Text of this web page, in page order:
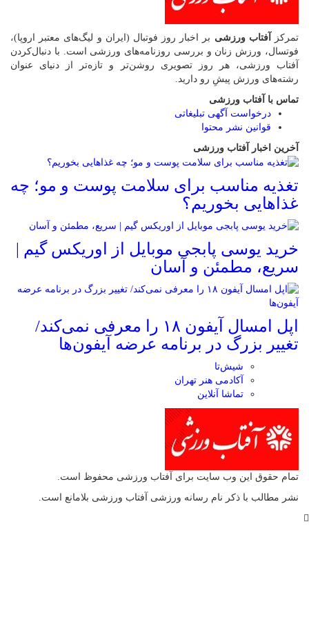
آفتاب ورزشیبر اخبار روز فوتبال (ایران و لیگ‌های معتبر اروپا)،
ورزش زنان و بررسی روزنامه‌های ورزشی است. با دنبال‌کردن
ورزشی، هر روز تصویری روشن‌تر و تازه‌تر از دنیای عنوان
ورزش پیشِ رو دارید.
با آفتاب ورزشی
درخواست آگهی تبلیغاتی
قوانین نشر محتوا
اخبار آفتاب ورزشی
مناسب برای سلامت پوست و مو؛ چه
بخوریم؟
یوسی پابجی موبایل از اوریکس گیم |
مطمئن و آسان
اپل امسال آیفون ۱۸ را معرفی نمی‌کند/
بزرگ در برنامه عرضه آیفون‌ها
شیش‌تا
آکادمی هنر تهران
تماشا آنلاین
حقوق این وب سایت برای آفتاب ورزشی محفوظ است.
مطالب با ذکر نام رسانه ورزشی آفتاب ورزشی بلامانع است.